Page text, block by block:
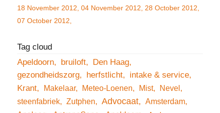
18 November 2012 04 November 2012
28 October 2012
07 October 2012
Apeldoorn bruiloft
Den Haag
gezondheidszorg
herfstlicht
intake & service
Krant
Makelaar Meteo-Loenen Mist
Nevel
steenfabriek
Zutphen Advocaat
Amsterdam